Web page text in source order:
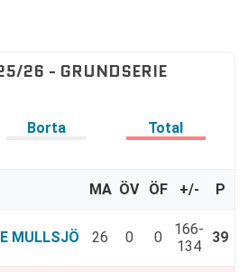
26 - GRUNDSERIE
Borta Total
MA ÖV ÖF +/- P
MULLSJÖ 26 0 0
166-
134
39